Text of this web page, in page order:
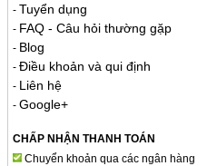
- Tuyển dụng
- FAQ - Câu hỏi thường gặp
- Blog
- Điều khoản và qui định
- Liên hệ
- Google+
CHẤP NHẬN THANH TOÁN
Chuyển khoản qua các ngân hàng